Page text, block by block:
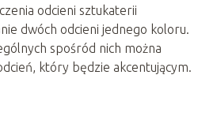
odcieni sztukaterii
dwóch odcieni jednego koloru.
spośród nich można
który będzie akcentującym.